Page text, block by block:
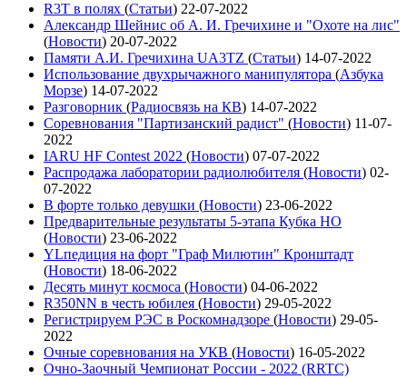
R3T в полях (Статьи) 22-07-2022
Александр Шейнис об А. И. Гречихине и "Охоте на лис"
(Новости) 20-07-2022
Памяти А.И. Гречихина UA3TZ (Статьи) 14-07-2022
Использование двухрычажного манипулятора (Азбука
Морзе) 14-07-2022
Разговорник (Радиосвязь на КВ) 14-07-2022
Соревнования "Партизанский радист" (Новости) 11-07-
2022
IARU HF Contest 2022 (Новости) 07-07-2022
Распродажа лаборатории радиолюбителя (Новости) 02-
07-2022
В форте только девушки (Новости) 23-06-2022
Предварительные результаты 5-этапа Кубка НО
(Новости) 23-06-2022
YLпедиция на форт "Граф Милютин" Кронштадт
(Новости) 18-06-2022
Десять минут космоса (Новости) 04-06-2022
R350NN в честь юбилея (Новости) 29-05-2022
Регистрируем РЭС в Роскомнадзоре (Новости) 29-05-
2022
Очные соревнования на УКВ (Новости) 16-05-2022
Очно-Заочный Чемпионат России - 2022 (RRTC)